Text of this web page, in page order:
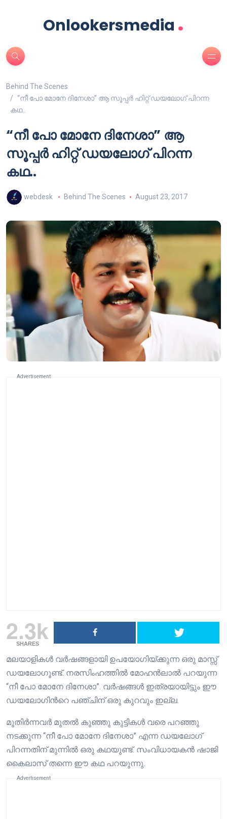
Onlookersmedia .
Behind The Scenes
“നീ പോ മോനേ ദിനേശാ” ആ സൂപ്പര്‍ ഹിറ്റ് ഡയലോഗ് പിറന്ന
കഥ..
“നീ പോ മോനേ ദിനേശാ” ആ
സൂപ്പര്‍ ഹിറ്റ് ഡയലോഗ് പിറന്ന
കഥ..
webdesk Behind The Scenes August 23, 2017
Advertisement
2.3k
SHARES
മലയാളികള്‍ വര്‍ഷങ്ങളായി ഉപയോഗിയ്ക്കുന്ന ഒരു മാസ്സ്
ഡയലോഗുണ്ട്. നരസിംഹത്തില്‍ മോഹന്‍ലാല്‍ പറയുന്ന
“നീ പോ മോനേ ദിനേശാ”. വര്‍ഷങ്ങള്‍ ഇത്രയായിട്ടും ഈ
ഡയലോഗിന്‍റെ പഞ്ചിന് ഒരു കുറവും ഇല്ല.
മുതിര്‍ന്നവര്‍ മുതല്‍ കുഞ്ഞു കുട്ടികള്‍ വരെ പറഞ്ഞു
നടക്കുന്ന “നീ പോ മോനേ ദിനേശാ” എന്ന ഡയലോഗ്
പിറന്നതിന് മുന്നില്‍ ഒരു കഥയുണ്ട്. സംവിധായകന്‍ ഷാജി
കൈലാസ് തന്നെ ഈ കഥ പറയുന്നു.
Advertisement